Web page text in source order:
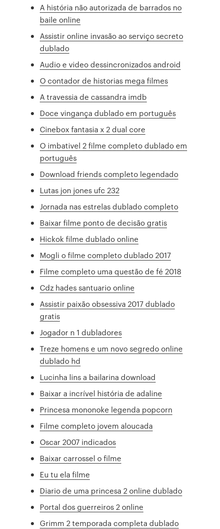
A história não autorizada de barrados no
baile online
Assistir online invasão ao serviço secreto
dublado
Audio e video dessincronizados android
O contador de historias mega filmes
A travessia de cassandra imdb
Doce vingança dublado em português
Cinebox fantasia x 2 dual core
O imbativel 2 filme completo dublado em
português
Download friends completo legendado
Lutas jon jones ufc 232
Jornada nas estrelas dublado completo
Baixar filme ponto de decisão gratis
Hickok filme dublado online
Mogli o filme completo dublado 2017
Filme completo uma questão de fé 2018
Cdz hades santuario online
Assistir paixão obsessiva 2017 dublado
gratis
Jogador n 1 dubladores
Treze homens e um novo segredo online
dublado hd
Lucinha lins a bailarina download
Baixar a incrível história de adaline
Princesa mononoke legenda popcorn
Filme completo jovem aloucada
Oscar 2007 indicados
Baixar carrossel o filme
Eu tu ela filme
Diario de uma princesa 2 online dublado
Portal dos guerreiros 2 online
Grimm 2 temporada completa dublado